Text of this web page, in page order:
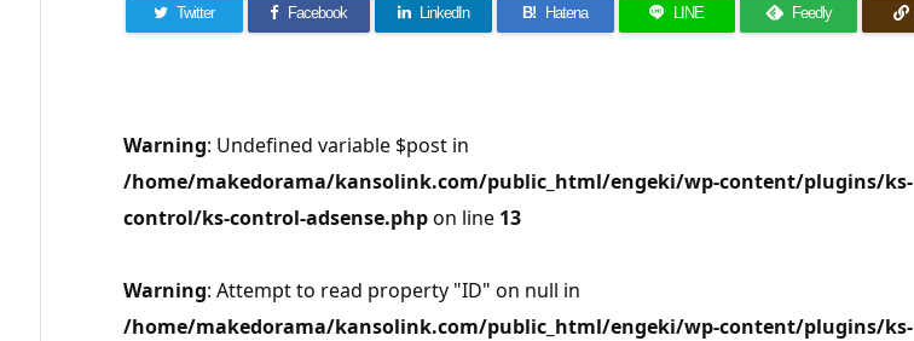
Twitter Facebook LinkedIn B! Hatena LINE Feedly
Warning: Undefined variable $post in
/home/makedorama/kansolink.com/public_html/engeki/wp-content/plugins/ks-
control/ks-control-adsense.phpon line 13
Warning: Attempt to read property "ID" on null in
/home/makedorama/kansolink.com/public_html/engeki/wp-content/plugins/ks-